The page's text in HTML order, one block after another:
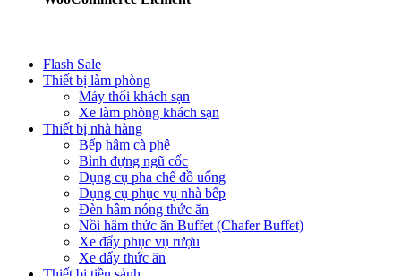
Flash Sale
Thiết bị làm phòng
Máy thổi khách sạn
Xe làm phòng khách sạn
Thiết bị nhà hàng
Bếp hâm cà phê
Bình đựng ngũ cốc
Dụng cụ pha chế đồ uống
Dụng cụ phục vụ nhà bếp
Đèn hâm nóng thức ăn
Nồi hâm thức ăn Buffet (Chafer Buffet)
Xe đẩy phục vụ rượu
Xe đẩy thức ăn